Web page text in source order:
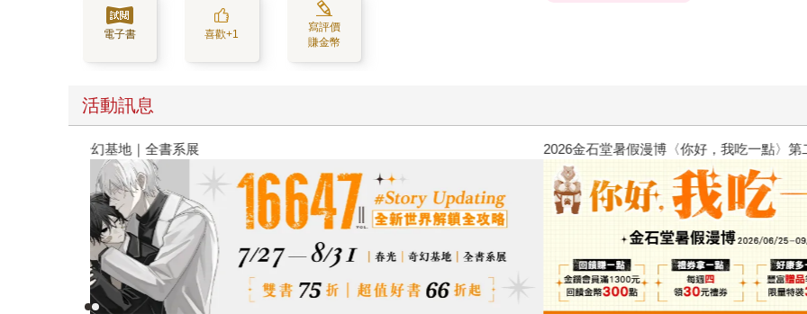
電子書 喜歡+1
寫評價
賺金幣
活動訊息
春光ｘ奇幻基地｜全書系展 2026金石堂暑假漫博〈你好，我